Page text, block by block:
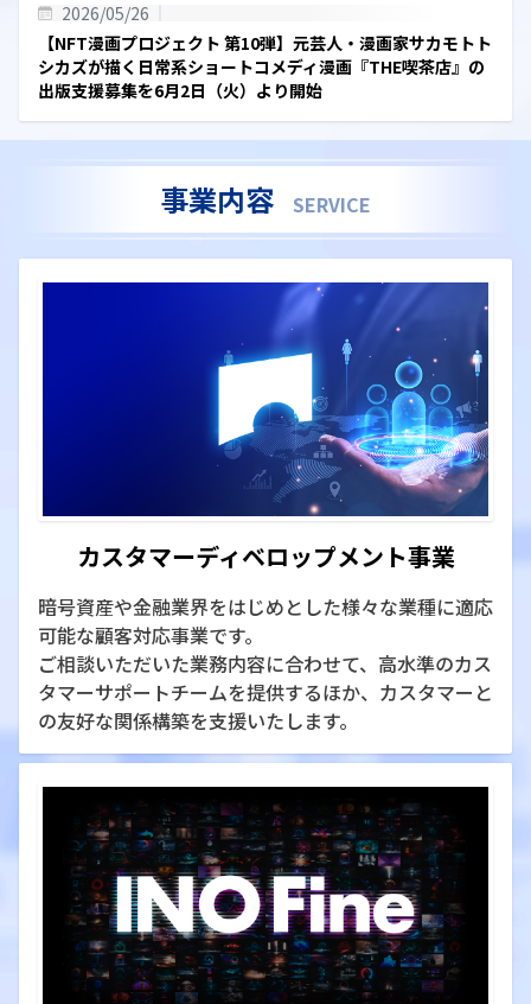
2026/05/26
【NFT漫画プロジェクト 第10弾】元芸人・漫画家サカモトト
シカズが描く日常系ショートコメディ漫画『THE喫茶店』の
出版支援募集を6月2日（火）より開始
事業内容 SERVICE
カスタマーディベロップメント事業
暗号資産や金融業界をはじめとした様々な業種に適応
可能な顧客対応事業です。
ご相談いただいた業務内容に合わせて、高水準のカス
タマーサポートチームを提供するほか、カスタマーと
の友好な関係構築を支援いたします。